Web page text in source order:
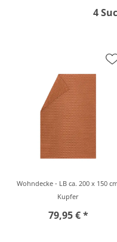
4
Wohndecke - LB ca. 200 x 150
Kupfer
79,95 € *